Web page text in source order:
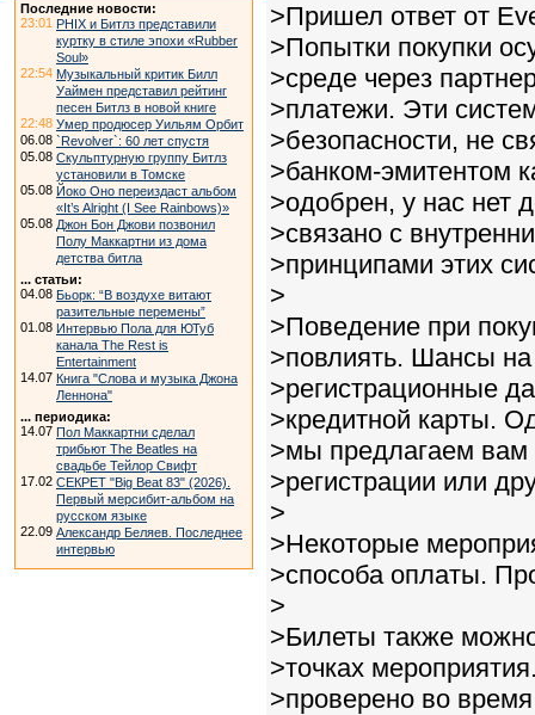
Последние новости:
23:01 PHIX и Битлз представили
куртку в стиле эпохи «Rubber
Soul»
22:54 Музыкальный критик Билл
Уаймен представил рейтинг
песен Битлз в новой книге
22:48 Умер продюсер Уильям Орбит
06.08 `Revolver`: 60 лет спустя
05.08 Скульптурную группу Битлз
установили в Томске
05.08 Йоко Оно переиздаст альбом
«It’s Alright (I See Rainbows)»
05.08 Джон Бон Джови позвонил
Полу Маккартни из дома
детства битла
... статьи:
04.08 Бьорк: “В воздухе витают
разительные перемены”
01.08 Интервью Пола для ЮТуб
канала The Rest is
Entertainment
14.07 Книга "Слова и музыка Джона
Леннона"
... периодика:
14.07 Пол Маккартни сделал
трибьют The Beatles на
свадьбе Тейлор Свифт
17.02 СЕКРЕТ "Big Beat 83" (2026).
Первый мерсибит-альбом на
русском языке
22.09 Александр Беляев. Последнее
интервью
>Пришел ответ от
>Попытки покупки
>среде через
>платежи. Эти
>безопасности, не
>банком-эмитентом
>одобрен, у нас нет
>связано с
>принципами этих
>
>Поведение при
>повлиять. Шансы
>регистрационные
>кредитной карты.
>мы предлагаем вам
>регистрации или
>
>Некоторые
>способа оплаты.
>
>Билеты также
>точках
>проверено во время